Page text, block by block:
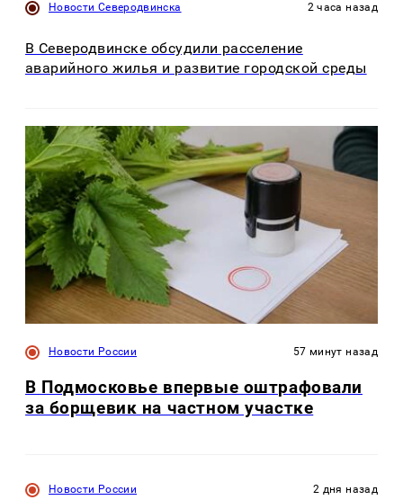
Новости Северодвинска 2 часа назад
В Северодвинске обсудили расселение
аварийного жилья и развитие городской среды
Новости России 57 минут назад
В Подмосковье впервые оштрафовали
за борщевик на частном участке
Новости России 2 дня назад